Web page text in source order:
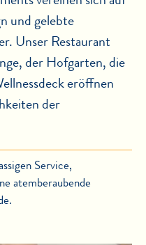
und gelebte
Unser Restaurant
der Hofgarten, die
eröffnen
der
Service,
atemberaubende